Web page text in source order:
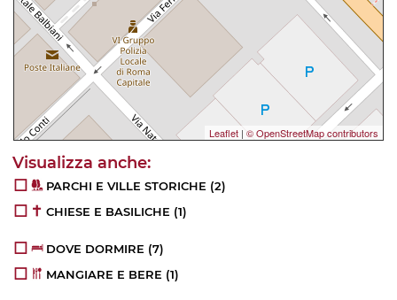
Leaflet | © OpenStreetMap contributors
PARCHI E VILLE STORICHE (2)
CHIESE E BASILICHE (1)
DOVE DORMIRE (7)
MANGIARE E BERE (1)